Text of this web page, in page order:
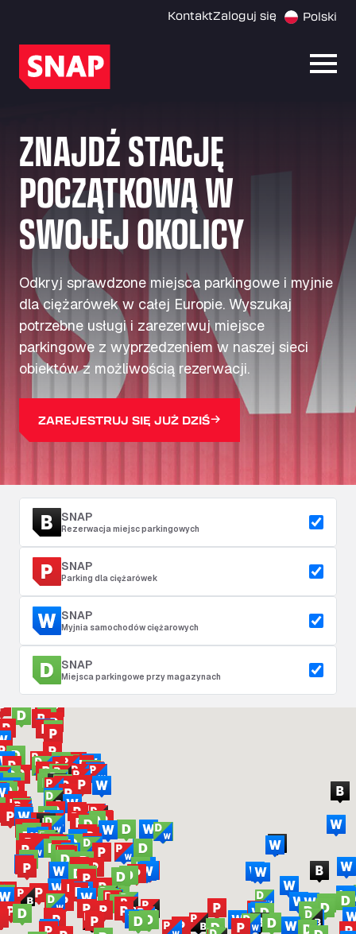
KontaktZaloguj się Polski
ZNAJDŹ STACJĘ
POCZĄTKOWĄ W
SWOJEJ OKOLICY
Odkryj sprawdzone miejsca parkingowe i myjnie
dla ciężarówek w całej Europie. Wyszukaj
potrzebne usługi i zarezerwuj miejsce
parkingowe z wyprzedzeniem w naszej sieci
obiektów z możliwością rezerwacji.
ZAREJESTRUJ SIĘ JUŻ DZIŚ
SNAP
Rezerwacja miejsc parkingowych
SNAP
Parking dla ciężarówek
SNAP
Myjnia samochodów ciężarowych
SNAP
Miejsca parkingowe przy magazynach